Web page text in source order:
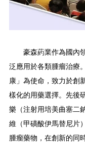
豪森葯業作為國內領
泛應用於各類腫瘤治療
康」為使命，致力於創
樣化的用藥選擇。先後
樂（注射用培美曲塞二
維（甲磺酸伊馬替尼片
腫瘤藥物，在創新的同